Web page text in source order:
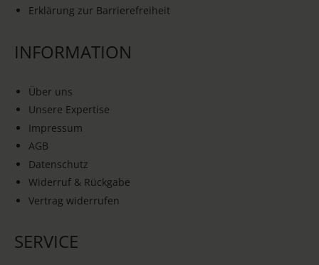
Erklärung zur Barrierefreiheit
INFORMATION
Über uns
Unsere Expertise
Impressum
AGB
Datenschutz
Widerruf & Rückgabe
Vertrag widerrufen
SERVICE